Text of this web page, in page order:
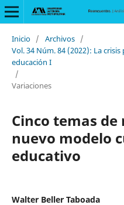
Inicio / Archivos /
Vol. 34 Núm. 84 (2022): La
educación I
/
Variaciones
Cinco temas
nuevo modelo
educativo
Walter Beller Taboada